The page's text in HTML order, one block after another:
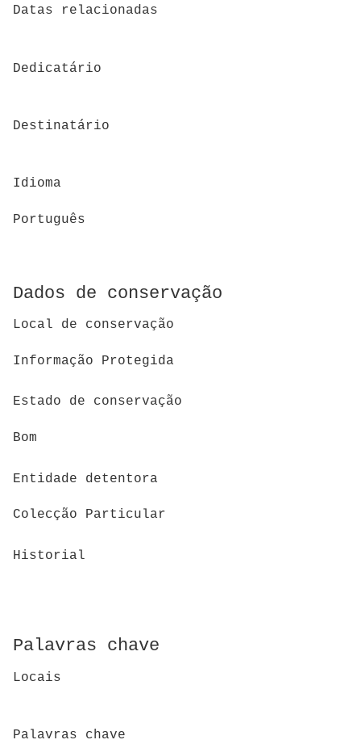
Datas relacionadas
Dedicatário
Destinatário
Idioma
Português
Dados de conservação
Local de conservação
Informação Protegida
Estado de conservação
Bom
Entidade detentora
Colecção Particular
Historial
Palavras chave
Locais
Palavras chave